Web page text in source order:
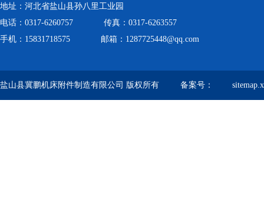
地址：河北省盐山县孙八里工业园
电话：0317-6260757 传真：0317-6263557
手机：15831718575 邮箱：1287725448@qq.com
盐山县冀鹏机床附件制造有限公司 版权所有 备案号：